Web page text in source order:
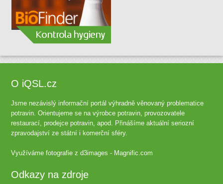
O iQSL.cz
Jsme nezávislý informační portál výhradně věnovaný problematice
potravin. Orientujeme se na výrobce potravin, provozovatele
restaurací, prodejce potravin, apod. Přinášíme aktuální seriozní
zpravodajství ze státní i komerční sféry.
Využíváme fotografie zd3images - Magnific.com
Odkazy na zdroje